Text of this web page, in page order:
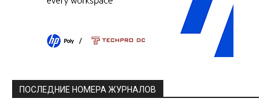
ПОСЛЕДНИЕ НОМЕРА ЖУРНАЛОВ